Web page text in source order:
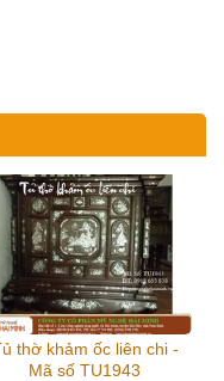
thờ khảm ốc liên chi -
Mã số TU1943